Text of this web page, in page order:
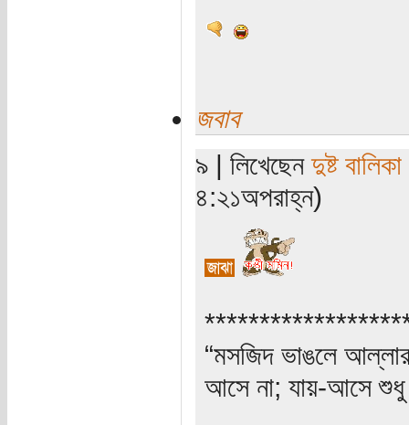
জবাব
৯ | লিখেছেনদুষ্ট বালিকা
৪:২১অপরাহ্ন)
“মসজিদ ভাঙলে
আসে না; যায়-আসে শুধু